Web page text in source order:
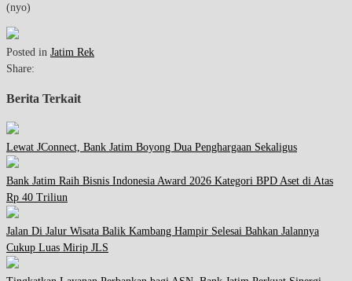
(nyo)
Posted in Jatim Rek
Share:
Berita Terkait
Lewat JConnect, Bank Jatim Boyong Dua Penghargaan Sekaligus
Bank Jatim Raih Bisnis Indonesia Award 2026 Kategori BPD Aset di Atas
Rp 40 Triliun
Jalan Di Jalur Wisata Balik Kambang Hampir Selesai Bahkan Jalannya
Cukup Luas Mirip JLS